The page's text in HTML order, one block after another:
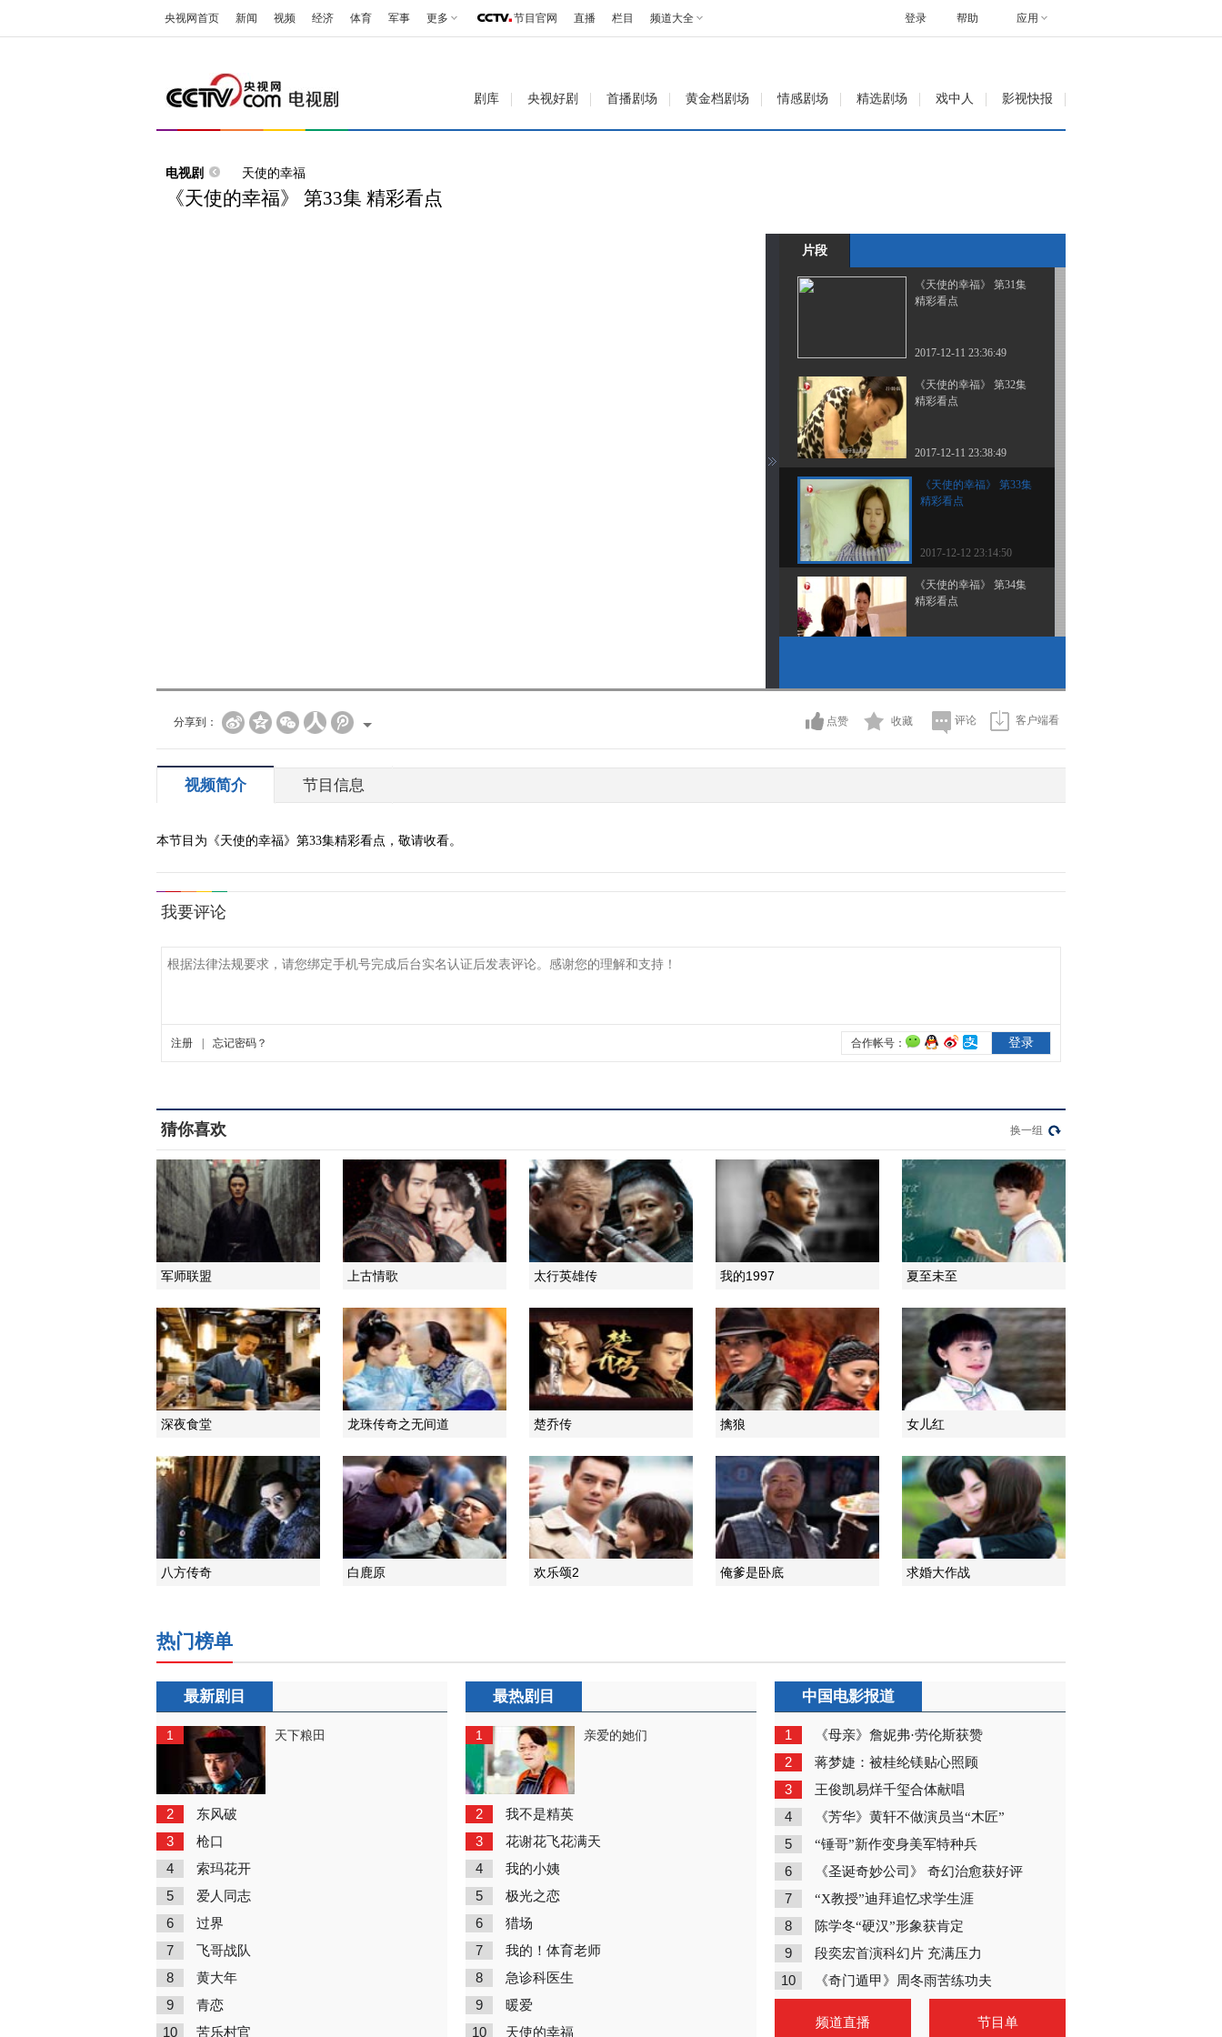
央视网首页 新闻 视频 经济 体育 军事 更多 节目官网 直播 栏目 频道大全 帮助 应用
登录
剧库 央视好剧 首播剧场 黄金档剧场 情感剧场 精选剧场 戏中人 影视快报
电视剧 天使的幸福
《天使的幸福》 第33集 精彩看点
片段
精彩看点
《天使的幸福》 第31集
精彩看点
2017-12-11 23:36:49
《天使的幸福》 第32集
精彩看点
2017-12-11 23:38:49
《天使的幸福》 第33集
精彩看点
2017-12-12 23:14:50
《天使的幸福》 第34集
精彩看点
2017-12-14 15:52:53
精彩看点
2017-12-18 23:28:54
2017-12-19 23:04:55
《天使的幸福》 第40集
2017-12-19 23:28:55
《天使的幸福》 第41集
2017-12-20 22:58:56
《天使的幸福》 第42集
（大结局） 精彩看点
2017-12-20 23:28:56
分享到： 点赞 收藏 评论 客户端看
视频简介 节目信息
本节目为《天使的幸福》第33集精彩看点，敬请收看。
猜你喜欢 换一组
军师联盟 上古情歌 太行英雄传 我的1997 夏至未至
深夜食堂 龙珠传奇之无间道 楚乔传 擒狼 女儿红
八方传奇 白鹿原 欢乐颂2 俺爹是卧底 求婚大作战
热门榜单
最新剧目
1 天下粮田
2 东风破
3 枪口
4 索玛花开
5 爱人同志
6 过界
7 飞哥战队
8 黄大年
9 青恋
10 苦乐村官
最热剧目
1 亲爱的她们
2 我不是精英
3 花谢花飞花满天
4 我的小姨
5 极光之恋
6 猎场
7 我的！体育老师
8 急诊科医生
9 暖爱
10 天使的幸福
中国电影报道
1 《母亲》詹妮弗·劳伦斯获赞
2 蒋梦婕：被桂纶镁贴心照顾
3 王俊凯易烊千玺合体献唱
4 《芳华》黄轩不做演员当“木匠”
5 “锤哥”新作变身美军特种兵
6 《圣诞奇妙公司》 奇幻治愈获好评
7 “X教授”迪拜追忆求学生涯
8 陈学冬“硬汉”形象获肯定
9 段奕宏首演科幻片 充满压力
10 《奇门遁甲》周冬雨苦练功夫
频道直播 节目单